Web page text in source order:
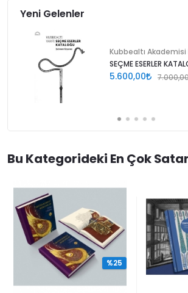
Yeni Gelenler
SEÇME ESERLER
5.600,00
Bu Kategorideki En Çok
%25